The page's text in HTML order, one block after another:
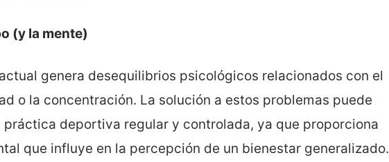
(y la mente)
genera desequilibrios psicológicos relacionados con el
o la concentración. La solución a estos problemas puede
práctica deportiva regular y controlada, ya que proporciona
que influye en la percepción de un bienestar generalizado.